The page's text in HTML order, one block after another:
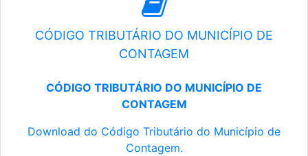
CÓDIGO TRIBUTÁRIO DO MUNICÍPIO DE
CONTAGEM
CÓDIGO TRIBUTÁRIO DO MUNICÍPIO DE
CONTAGEM
Download do Código Tributário do Município de
Contagem.